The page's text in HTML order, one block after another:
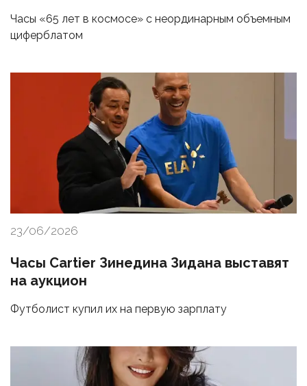
Часы «65 лет в космосе» с неординарным объемным
циферблатом
23/06/2026
Часы Cartier Зинедина Зидана выставят
на аукцион
Футболист купил их на первую зарплату